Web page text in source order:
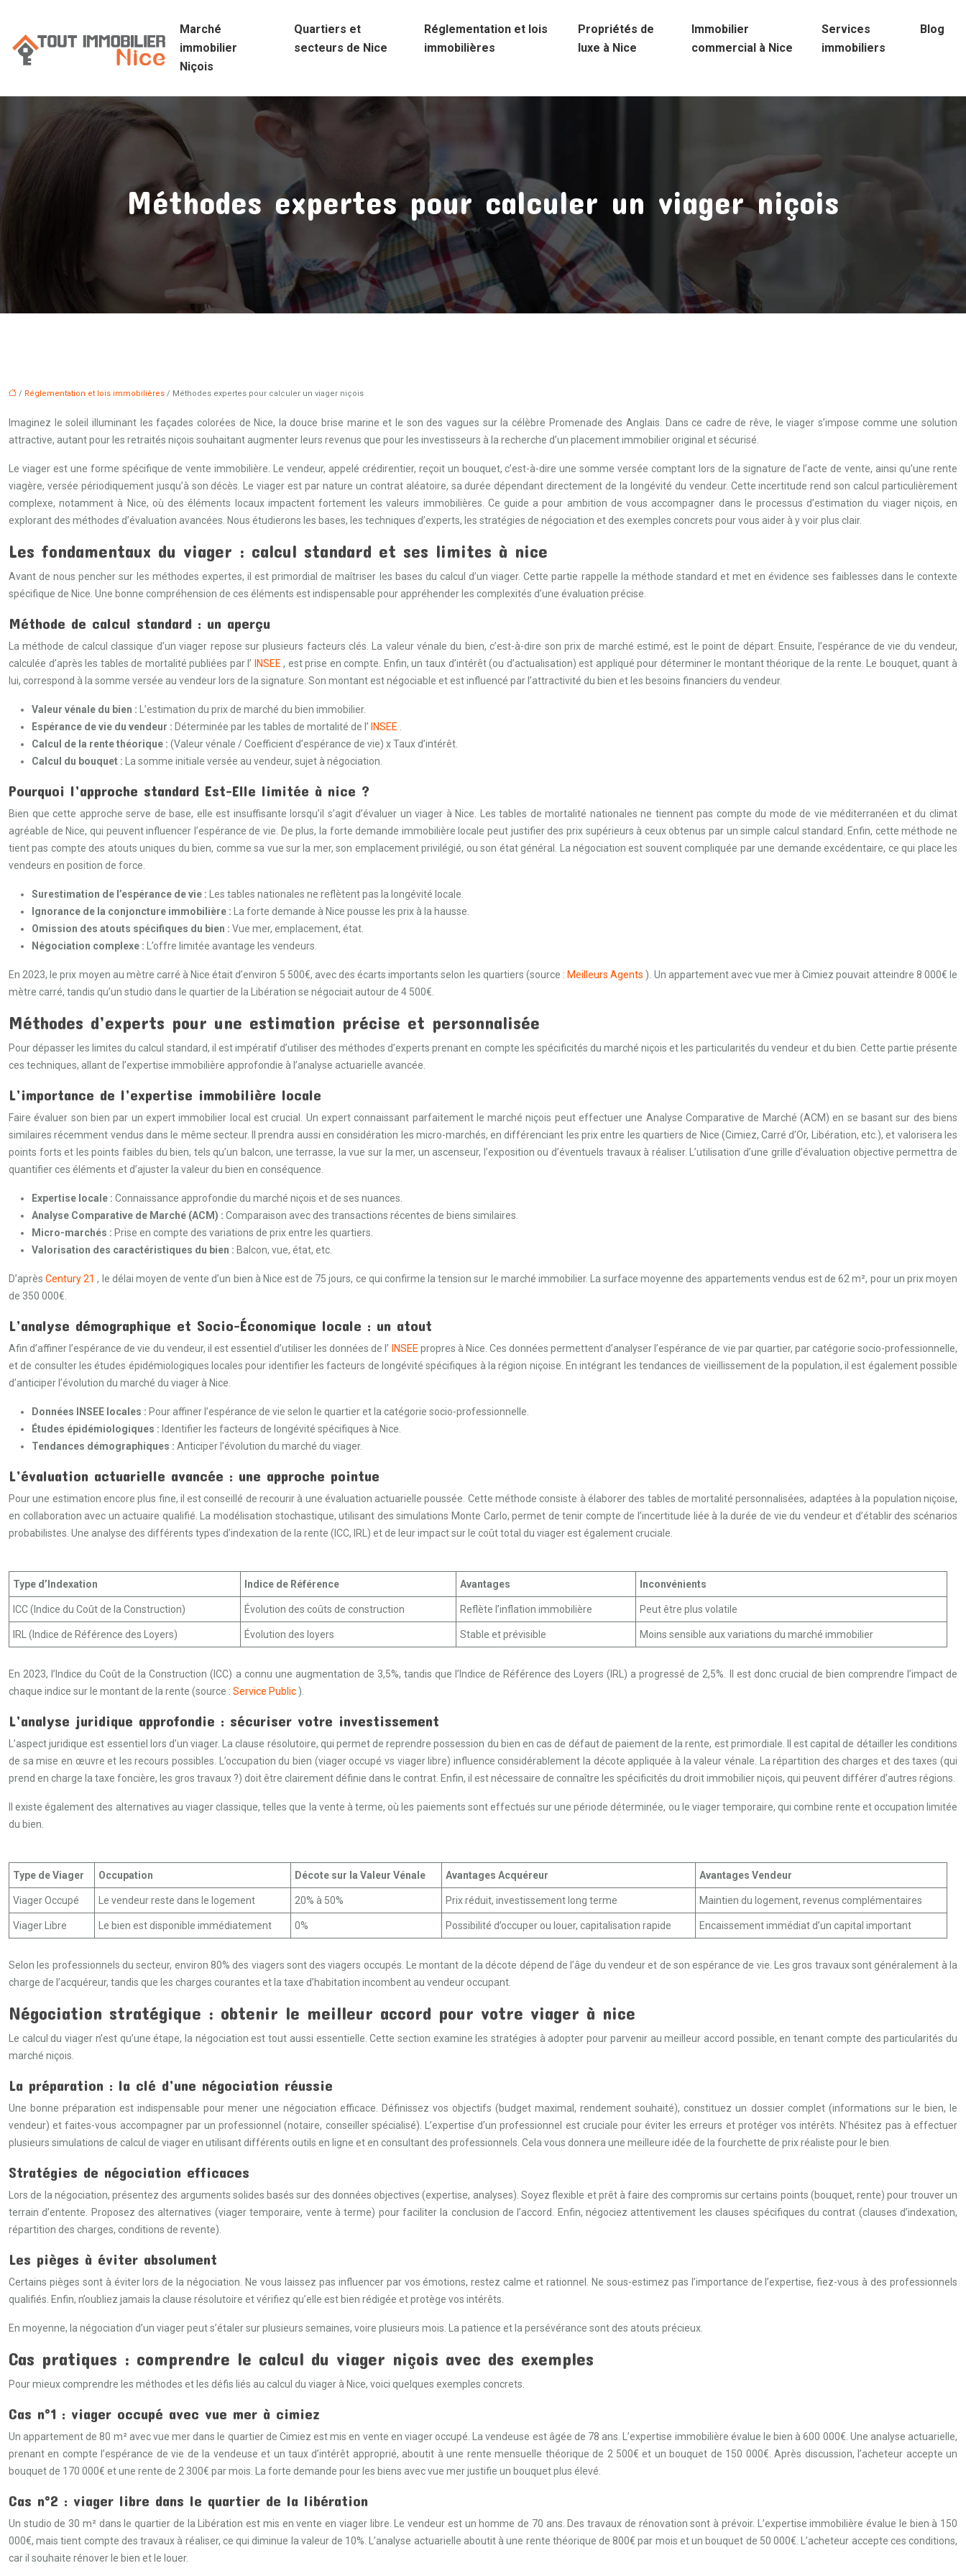
Marché
immobilier
Niçois
Quartiers et
secteurs de Nice
Réglementation et lois
immobilières
Propriétés de
luxe à Nice
Immobilier
commercial à Nice
Services
immobiliers
Blog
Méthodes expertes pour calculer un viager niçois
/ Réglementation et lois immobilières / Méthodes expertes pour calculer un viager niçois
Imaginez le soleil illuminant les façades colorées de Nice, la douce brise marine et le son des vagues sur la célèbre Promenade des Anglais. Dans ce cadre de rêve, le viager s’impose comme une solution
attractive, autant pour les retraités niçois souhaitant augmenter leurs revenus que pour les investisseurs à la recherche d’un placement immobilier original et sécurisé.
Le viager est une forme spécifique de vente immobilière. Le vendeur, appelé crédirentier, reçoit un bouquet, c’est-à-dire une somme versée comptant lors de la signature de l’acte de vente, ainsi qu’une rente
viagère, versée périodiquement jusqu’à son décès. Le viager est par nature un contrat aléatoire, sa durée dépendant directement de la longévité du vendeur. Cette incertitude rend son calcul particulièrement
complexe, notamment à Nice, où des éléments locaux impactent fortement les valeurs immobilières. Ce guide a pour ambition de vous accompagner dans le processus d’estimation du viager niçois, en
explorant des méthodes d’évaluation avancées. Nous étudierons les bases, les techniques d’experts, les stratégies de négociation et des exemples concrets pour vous aider à y voir plus clair.
Les fondamentaux du viager : calcul standard et ses limites à nice
Avant de nous pencher sur les méthodes expertes, il est primordial de maîtriser les bases du calcul d’un viager. Cette partie rappelle la méthode standard et met en évidence ses faiblesses dans le contexte
spécifique de Nice. Une bonne compréhension de ces éléments est indispensable pour appréhender les complexités d’une évaluation précise.
Méthode de calcul standard : un aperçu
La méthode de calcul classique d’un viager repose sur plusieurs facteurs clés. La valeur vénale du bien, c’est-à-dire son prix de marché estimé, est le point de départ. Ensuite, l’espérance de vie du vendeur,
calculée d’après les tables de mortalité publiées par l’
INSEE, est prise en compte. Enfin, un taux d’intérêt (ou d’actualisation) est appliqué pour déterminer le montant théorique de la rente. Le bouquet, quant à
lui, correspond à la somme versée au vendeur lors de la signature. Son montant est négociable et est influencé par l’attractivité du bien et les besoins financiers du vendeur.
Valeur vénale du bien :
L’estimation du prix de marché du bien immobilier.
Espérance de vie du vendeur : Déterminée par les tables de mortalité de l’ INSEE
Calcul de la rente théorique : (Valeur vénale / Coefficient d’espérance de vie) x Taux d’intérêt.
Calcul du bouquet :
La somme initiale versée au vendeur, sujet à négociation.
Pourquoi l’approche standard Est-Elle limitée à nice ?
Bien que cette approche serve de base, elle est insuffisante lorsqu’il s’agit d’évaluer un viager à Nice. Les tables de mortalité nationales ne tiennent pas compte du mode de vie méditerranéen et du climat
agréable de Nice, qui peuvent influencer l’espérance de vie. De plus, la forte demande immobilière locale peut justifier des prix supérieurs à ceux obtenus par un simple calcul standard. Enfin, cette méthode ne
tient pas compte des atouts uniques du bien, comme sa vue sur la mer, son emplacement privilégié, ou son état général. La négociation est souvent compliquée par une demande excédentaire, ce qui place les
vendeurs en position de force.
Surestimation de l’espérance de vie :
Les tables nationales ne reflètent pas la longévité locale.
Ignorance de la conjoncture immobilière :
La forte demande à Nice pousse les prix à la hausse.
Omission des atouts spécifiques du bien : Vue mer, emplacement, état.
Négociation complexe :
L’offre limitée avantage les vendeurs.
En 2023, le prix moyen au mètre carré à Nice était d’environ 5 500€, avec des écarts importants selon les quartiers (source : Meilleurs Agents ). Un appartement avec vue mer à Cimiez pouvait atteindre 8 000€ le
mètre carré, tandis qu’un studio dans le quartier de la Libération se négociait autour de 4 500€.
Méthodes d’experts pour une estimation précise et personnalisée
Pour dépasser les limites du calcul standard, il est impératif d’utiliser des méthodes d’experts prenant en compte les spécificités du marché niçois et les particularités du vendeur et du bien. Cette partie présente
ces techniques, allant de l’expertise immobilière approfondie à l’analyse actuarielle avancée.
L’importance de l’expertise immobilière locale
Faire évaluer son bien par un expert immobilier local est crucial. Un expert connaissant parfaitement le marché niçois peut effectuer une Analyse Comparative de Marché (ACM) en se basant sur des biens
similaires récemment vendus dans le même secteur. Il prendra aussi en considération les micro-marchés, en différenciant les prix entre les quartiers de Nice (Cimiez, Carré d’Or, Libération, etc.), et valorisera les
points forts et les points faibles du bien, tels qu’un balcon, une terrasse, la vue sur la mer, un ascenseur, l’exposition ou d’éventuels travaux à réaliser. L’utilisation d’une grille d’évaluation objective permettra de
quantifier ces éléments et d’ajuster la valeur du bien en conséquence.
Expertise locale : Connaissance approfondie du marché niçois et de ses nuances.
Analyse Comparative de Marché (ACM) : Comparaison avec des transactions récentes de biens similaires.
Micro-marchés : Prise en compte des variations de prix entre les quartiers.
Valorisation des caractéristiques du bien : Balcon, vue, état, etc.
D’aprèsCentury 21, le délai moyen de vente d’un bien à Nice est de 75 jours, ce qui confirme la tension sur le marché immobilier. La surface moyenne des appartements vendus est de 62 m², pour un prix moyen
de 350 000€.
L’analyse démographique et Socio-Économique locale : un atout
Afin d’affiner l’espérance de vie du vendeur, il est essentiel d’utiliser les données de l’ INSEE propres à Nice. Ces données permettent d’analyser l’espérance de vie par quartier, par catégorie socio-professionnelle,
et de consulter les études épidémiologiques locales pour identifier les facteurs de longévité spécifiques à la région niçoise. En intégrant les tendances de vieillissement de la population, il est également possible
d’anticiper l’évolution du marché du viager à Nice.
Données INSEE locales : Pour affiner l’espérance de vie selon le quartier et la catégorie socio-professionnelle.
Études épidémiologiques : Identifier les facteurs de longévité spécifiques à Nice.
Tendances démographiques : Anticiper l’évolution du marché du viager.
L’évaluation actuarielle avancée : une approche pointue
Pour une estimation encore plus fine, il est conseillé de recourir à une évaluation actuarielle poussée. Cette méthode consiste à élaborer des tables de mortalité personnalisées, adaptées à la population niçoise,
en collaboration avec un actuaire qualifié. La modélisation stochastique, utilisant des simulations Monte Carlo, permet de tenir compte de l’incertitude liée à la durée de vie du vendeur et d’établir des scénarios
probabilistes. Une analyse des différents types d’indexation de la rente (ICC, IRL) et de leur impact sur le coût total du viager est également cruciale.
Type d’Indexation Indice de Référence Avantages Inconvénients
ICC (Indice du Coût de la Construction) Évolution des coûts de construction Reflète l’inflation immobilière Peut être plus volatile
IRL (Indice de Référence des Loyers) Évolution des loyers Stable et prévisible Moins sensible aux variations du marché immobilier
En 2023, l’Indice du Coût de la Construction (ICC) a connu une augmentation de 3,5%, tandis que l’Indice de Référence des Loyers (IRL) a progressé de 2,5%. Il est donc crucial de bien comprendre l’impact de
chaque indice sur le montant de la rente (source : Service Public ).
L’analyse juridique approfondie : sécuriser votre investissement
L’aspect juridique est essentiel lors d’un viager. La clause résolutoire, qui permet de reprendre possession du bien en cas de défaut de paiement de la rente, est primordiale. Il est capital de détailler les conditions
de sa mise en œuvre et les recours possibles. L’occupation du bien (viager occupé vs viager libre) influence considérablement la décote appliquée à la valeur vénale. La répartition des charges et des taxes (qui
prend en charge la taxe foncière, les gros travaux ?) doit être clairement définie dans le contrat. Enfin, il est nécessaire de connaître les spécificités du droit immobilier niçois, qui peuvent différer d’autres régions.
Il existe également des alternatives au viager classique, telles que la vente à terme, où les paiements sont effectués sur une période déterminée, ou le viager temporaire, qui combine rente et occupation limitée
du bien.
Type de Viager Occupation Décote sur la Valeur Vénale Avantages Acquéreur Avantages Vendeur
Viager Occupé Le vendeur reste dans le logement 20% à 50% Prix réduit, investissement long terme Maintien du logement, revenus complémentaires
Viager Libre Le bien est disponible immédiatement 0% Possibilité d’occuper ou louer, capitalisation rapide Encaissement immédiat d’un capital important
Selon les professionnels du secteur, environ 80% des viagers sont des viagers occupés. Le montant de la décote dépend de l’âge du vendeur et de son espérance de vie. Les gros travaux sont généralement à la
charge de l’acquéreur, tandis que les charges courantes et la taxe d’habitation incombent au vendeur occupant.
Négociation stratégique : obtenir le meilleur accord pour votre viager à nice
Le calcul du viager n’est qu’une étape, la négociation est tout aussi essentielle. Cette section examine les stratégies à adopter pour parvenir au meilleur accord possible, en tenant compte des particularités du
marché niçois.
La préparation : la clé d’une négociation réussie
Une bonne préparation est indispensable pour mener une négociation efficace. Définissez vos objectifs (budget maximal, rendement souhaité), constituez un dossier complet (informations sur le bien, le
vendeur) et faites-vous accompagner par un professionnel (notaire, conseiller spécialisé). L’expertise d’un professionnel est cruciale pour éviter les erreurs et protéger vos intérêts. N’hésitez pas à effectuer
plusieurs simulations de calcul de viager en utilisant différents outils en ligne et en consultant des professionnels. Cela vous donnera une meilleure idée de la fourchette de prix réaliste pour le bien.
Stratégies de négociation efficaces
Lors de la négociation, présentez des arguments solides basés sur des données objectives (expertise, analyses). Soyez flexible et prêt à faire des compromis sur certains points (bouquet, rente) pour trouver un
terrain d’entente. Proposez des alternatives (viager temporaire, vente à terme) pour faciliter la conclusion de l’accord. Enfin, négociez attentivement les clauses spécifiques du contrat (clauses d’indexation,
répartition des charges, conditions de revente).
Les pièges à éviter absolument
Certains pièges sont à éviter lors de la négociation. Ne vous laissez pas influencer par vos émotions, restez calme et rationnel. Ne sous-estimez pas l’importance de l’expertise, fiez-vous à des professionnels
qualifiés. Enfin, n’oubliez jamais la clause résolutoire et vérifiez qu’elle est bien rédigée et protège vos intérêts.
En moyenne, la négociation d’un viager peut s’étaler sur plusieurs semaines, voire plusieurs mois. La patience et la persévérance sont des atouts précieux.
Cas pratiques : comprendre le calcul du viager niçois avec des exemples
Pour mieux comprendre les méthodes et les défis liés au calcul du viager à Nice, voici quelques exemples concrets.
Cas n°1 : viager occupé avec vue mer à cimiez
Un appartement de 80 m² avec vue mer dans le quartier de Cimiez est mis en vente en viager occupé. La vendeuse est âgée de 78 ans. L’expertise immobilière évalue le bien à 600 000€. Une analyse actuarielle,
prenant en compte l’espérance de vie de la vendeuse et un taux d’intérêt approprié, aboutit à une rente mensuelle théorique de 2 500€ et un bouquet de 150 000€. Après discussion, l’acheteur accepte un
bouquet de 170 000€ et une rente de 2 300€ par mois. La forte demande pour les biens avec vue mer justifie un bouquet plus élevé.
Cas n°2 : viager libre dans le quartier de la libération
Un studio de 30 m² dans le quartier de la Libération est mis en vente en viager libre. Le vendeur est un homme de 70 ans. Des travaux de rénovation sont à prévoir. L’expertise immobilière évalue le bien à 150
000€, mais tient compte des travaux à réaliser, ce qui diminue la valeur de 10%. L’analyse actuarielle aboutit à une rente théorique de 800€ par mois et un bouquet de 50 000€. L’acheteur accepte ces conditions,
car il souhaite rénover le bien et le louer.